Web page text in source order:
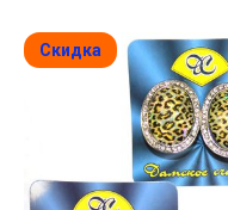
Скидка